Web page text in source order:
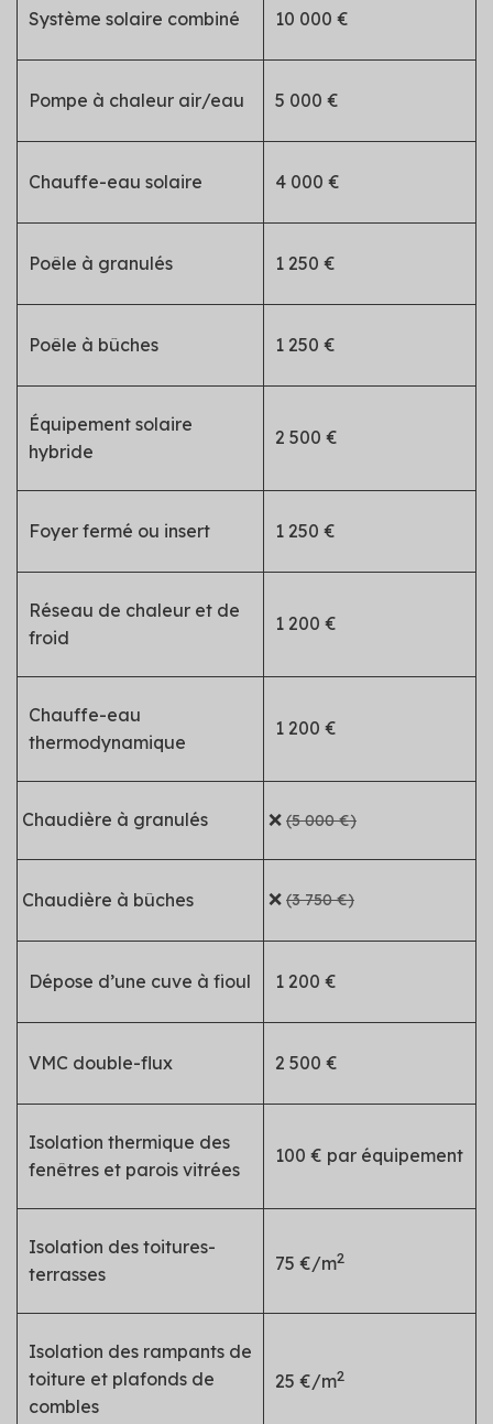
Système solaire combiné 10 000 €
Pompe à chaleur air/eau 5 000 €
Chauffe-eau solaire 4 000 €
Poêle à granulés 1 250 €
Poêle à bûches 1 250 €
Équipement solaire
hybride
2 500 €
Foyer fermé ou insert 1 250 €
Réseau de chaleur et de
froid
1 200 €
Chauffe-eau
thermodynamique
1 200 €
Chaudière à granulés ❌ (5 000 €)
Chaudière à bûches ❌ (3 750 €)
Dépose d’une cuve à fioul 1 200 €
VMC double-flux 2 500 €
Isolation thermique des
fenêtres et parois vitrées
100 € par équipement
Isolation des toitures-
terrasses
75 €/m2
Isolation des rampants de
toiture et plafonds de
combles
25 €/m2